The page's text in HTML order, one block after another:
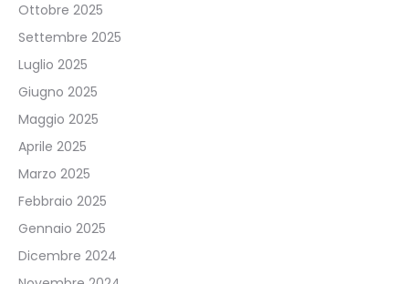
Ottobre 2025
Settembre 2025
Luglio 2025
Giugno 2025
Maggio 2025
Aprile 2025
Marzo 2025
Febbraio 2025
Gennaio 2025
Dicembre 2024